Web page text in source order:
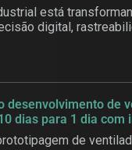
está
digital,
desenvolvimento de
dias para 1 dia com
de